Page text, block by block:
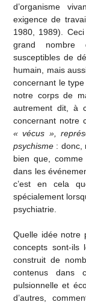
d’organisme
exigence de
1980, 1989).
grand nombre
susceptibles de
humain, mais
concernant le
notre corps de
autrement dit, à
concernant notre
« vécus »,
psychisme : donc,
bien que,
dans les
c’est en cela
spécialement
psychiatrie.
Quelle idée notre
concepts sont-
construit de
contenus dans
pulsionnelle et
d’autres,